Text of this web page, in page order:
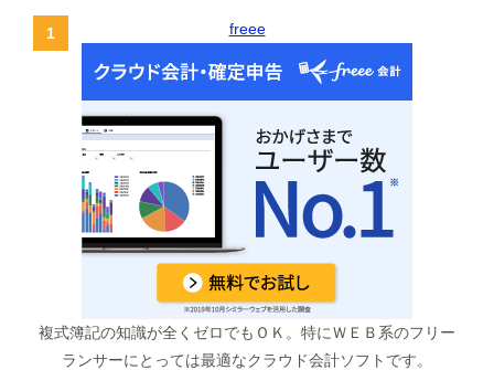
freee
複式簿記の知識が全くゼロでもＯＫ。特にＷＥＢ系のフリー
ランサーにとっては最適なクラウド会計ソフトです。